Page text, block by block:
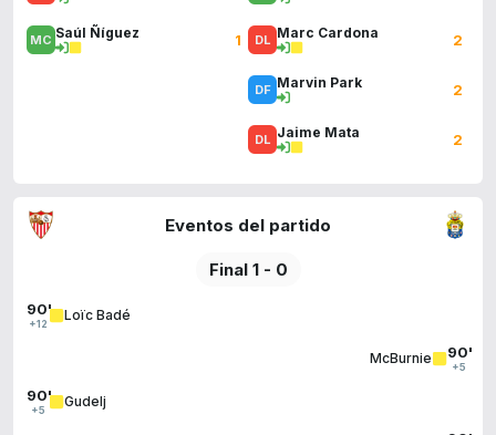
Saúl Ñíguez 1 Marc Cardona 2
Marvin Park 2
Jaime Mata 2
Eventos del partido
Final 1 - 0
90'
+12
Loïc Badé
90'
+5
McBurnie
90'
+5
Gudelj